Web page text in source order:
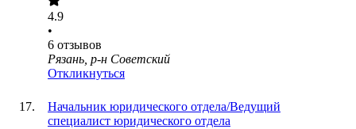
4.9
•
6 отзывов
Рязань, р-н Советский
Откликнуться
Начальник юридического отдела/Ведущий
специалист юридического отдела